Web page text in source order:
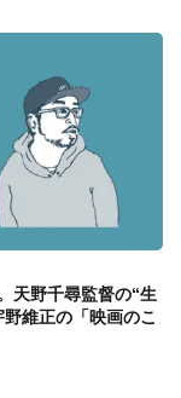
天野千尋監督の“生
維正の「映画のこ